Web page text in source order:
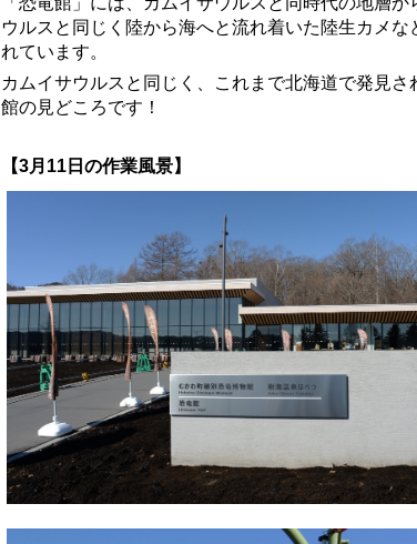
ウルスと同じく陸から海へと流れ着いた陸生カメ
れています。
カムイサウルスと同じく、これまで北海道で発見
館の見どころです！
【3月11日の作業風景】